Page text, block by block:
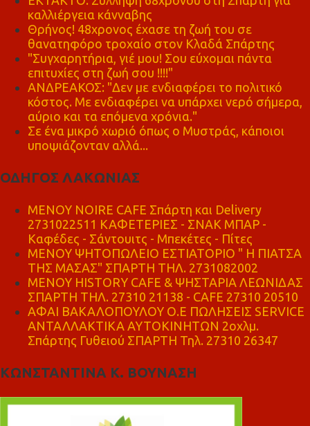
καλλιέργεια κάνναβης
Θρήνος! 48χρονος έχασε τη ζωή του σε
θανατηφόρο τροχαίο στον Κλαδά Σπάρτης
"Συγχαρητήρια, γιέ μου! Σου εύχομαι πάντα
επιτυχίες στη ζωή σου !!!!"
ΑΝΔΡΕΑΚΟΣ: "Δεν με ενδιαφέρει το πολιτικό
κόστος. Με ενδιαφέρει να υπάρχει νερό σήμερα,
αύριο και τα επόμενα χρόνια."
Σε ένα μικρό χωριό όπως ο Μυστράς, κάποιοι
υποψιάζονταν αλλά...
ΟΔΗΓΟΣ ΛΑΚΩΝΙΑΣ
MENOY NOIRE CAFE Σπάρτη και Delivery
2731022511 ΚΑΦΕΤΕΡΙΕΣ - ΣΝΑΚ ΜΠΑΡ -
Καφέδες - Σάντουιτς - Μπεκέτες - Πίτες
ΜΕΝΟΥ ΨΗΤΟΠΩΛΕΙΟ ΕΣΤΙΑΤΟΡΙΟ " Η ΠΙΑΤΣΑ
ΤΗΣ ΜΑΣΑΣ" ΣΠΑΡΤΗ ΤΗΛ. 2731082002
ΜΕΝΟΥ HISTORY CAFE & ΨΗΣΤΑΡΙΑ ΛΕΩΝΙΔΑΣ
ΣΠΑΡΤΗ ΤΗΛ. 27310 21138 - CAFE 27310 20510
ΑΦΑΙ ΒΑΚΑΛΟΠΟΥΛΟΥ Ο.Ε ΠΩΛΗΣΕΙΣ SERVICE
ΑΝΤΑΛΛΑΚΤΙΚΑ ΑΥΤΟΚΙΝΗΤΩΝ 2οχλμ.
Σπάρτης Γυθειού ΣΠΑΡΤΗ Τηλ. 27310 26347
ΚΩΝΣΤΑΝΤΙΝΑ Κ. ΒΟΥΝΑΣΗ